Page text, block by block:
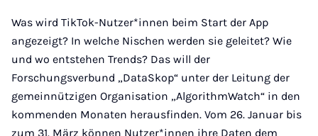
Was wird TikTok-Nutzer*innen beim Start der App
angezeigt? In welche Nischen werden sie geleitet? Wie
und wo entstehen Trends? Das will der
Forschungsverbund „DataSkop“ unter der Leitung der
gemeinnützigen Organisation „AlgorithmWatch“ in den
kommenden Monaten herausfinden. Vom 26. Januar bis
zum 31. März können Nutzer*innen ihre Daten dem